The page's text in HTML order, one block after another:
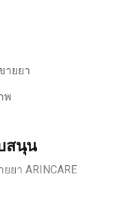
ายยา
พ
สนุน
า ARINCARE